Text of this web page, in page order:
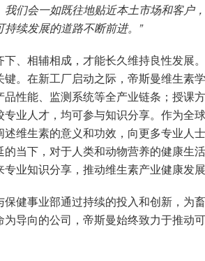
们会一如既往地贴近本土市场和客户
续发展的道路不断前进。”
、相辅相成，才能长久维持良性发展
。在新工厂启动之际，帝斯曼维生素
性能、监测系统等全产业链条；授课
业人才，均可参与知识分享。作为全
维生素的意义和功效，向更多专业人
当下，对于人类和动物营养的健康生
业知识分享，推动维生素产业健康发展
健事业部通过持续的投入和创新，为
导向的公司，帝斯曼始终致力于推动